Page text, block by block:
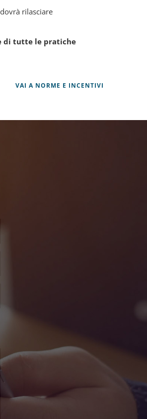
rilasciare
di tutte le pratiche
VAI A NORME E INCENTIVI